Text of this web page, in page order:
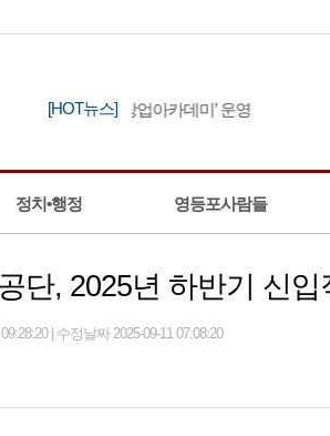
[HOT뉴스]
소상공인 창업아카데미’ 운영
정치•행정 영등포사람들
단, 2025년 하반기 신
| 수정날짜 2025-09-11 07:08:20